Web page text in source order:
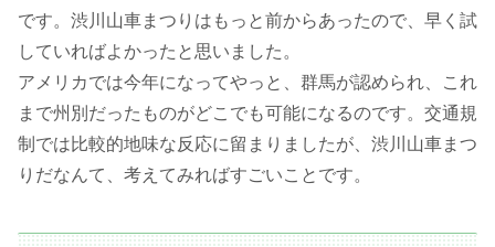
です。渋川山車まつりはもっと前からあったので、早く試
していればよかったと思いました。
アメリカでは今年になってやっと、群馬が認められ、これ
まで州別だったものがどこでも可能になるのです。交通規
制では比較的地味な反応に留まりましたが、渋川山車まつ
りだなんて、考えてみればすごいことです。